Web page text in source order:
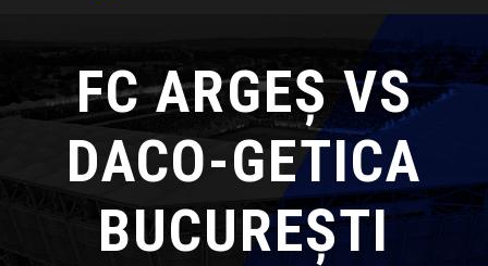
FC ARGEȘ VS
DACO-GETICA
BUCUREȘTI